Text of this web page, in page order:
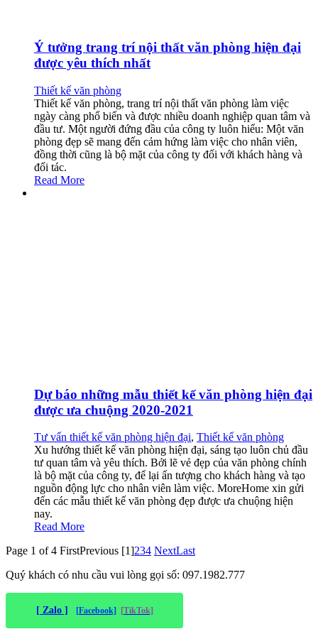
Ý tưởng trang trí nội thất văn phòng hiện đại
được yêu thích nhất
Thiết kế văn phòng
Thiết kế văn phòng, trang trí nội thất văn phòng làm việc
ngày càng phổ biến và được nhiều doanh nghiệp quan tâm và
đầu tư. Một người đứng đầu của công ty luôn hiểu: Một văn
phòng đẹp sẽ mang đến cảm hứng làm việc cho nhân viên,
đồng thời cũng là bộ mặt của công ty đối với khách hàng và
đối tác.
Read More
Dự báo những mẫu thiết kế văn phòng hiện đại
được ưa chuộng 2020-2021
Tư vấn thiết kế văn phòng hiện đại, Thiết kế văn phòng
Xu hướng thiết kế văn phòng hiện đại, sáng tạo luôn chủ đầu
tư quan tâm và yêu thích. Bởi lẽ vẻ đẹp của văn phòng chính
là bộ mặt của công ty, để lại ấn tượng cho khách hàng và tạo
nguồn động lực cho nhân viên làm việc. MoreHome xin gửi
đến các mẫu thiết kế văn phòng đẹp được ưa chuộng hiện
nay.
Read More
Page 1 of 4 FirstPrevious [1]234 NextLast
Quý khách có nhu cầu vui lòng gọi số: 097.1982.777
[ Zalo ] [Facebook] [TikTok]